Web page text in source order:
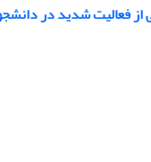
فعالیت شدید در